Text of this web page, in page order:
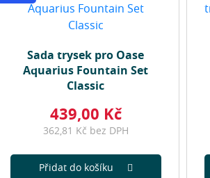
Sada trysek pro Oase
Aquarius Fountain Set
Classic
439,00 Kč
362,81 Kč bez DPH
Přidat do košíku